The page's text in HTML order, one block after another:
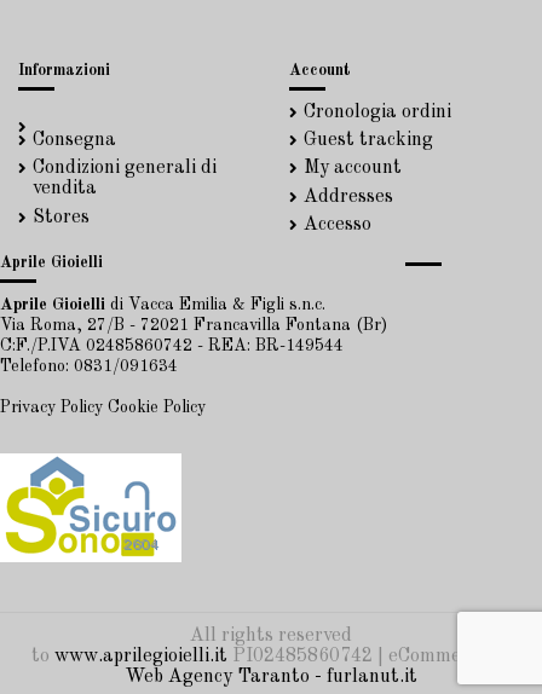
Informazioni
Consegna
Condizioni generali di
vendita
Stores
Account
Cronologia ordini
Guest tracking
My account
Addresses
Accesso
Aprile Gioielli
Aprile Gioielli di Vacca Emilia & Figli s.n.c.
Via Roma, 27/B - 72021 Francavilla Fontana (Br)
C:F./P.IVA 02485860742 - REA: BR-149544
Telefono: 0831/091634
Privacy Policy Cookie Policy
All rights reserved
to www.aprilegioielli.it PI02485860742 | eCommerce by
Web Agency Taranto - furlanut.it